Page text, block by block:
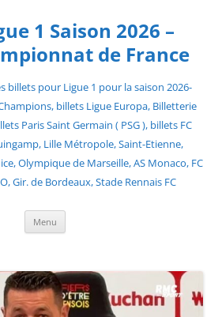
1 Saison 2026 –
de France
billets pour Ligue 1 pour la saison 2026-
billets Ligue Europa, Billetterie
Paris Saint Germain ( PSG ), billets FC
Lille Métropole, Saint-Etienne,
Olympique de Marseille, AS Monaco, FC
Gir. de Bordeaux, Stade Rennais FC
Menu